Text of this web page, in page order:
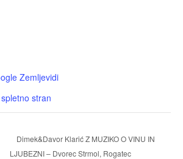
Zemljevidi
stran
Dimek&Davor Klarić Z MUZIKO O VINU IN
LJUBEZNI – Dvorec Strmol, Rogatec